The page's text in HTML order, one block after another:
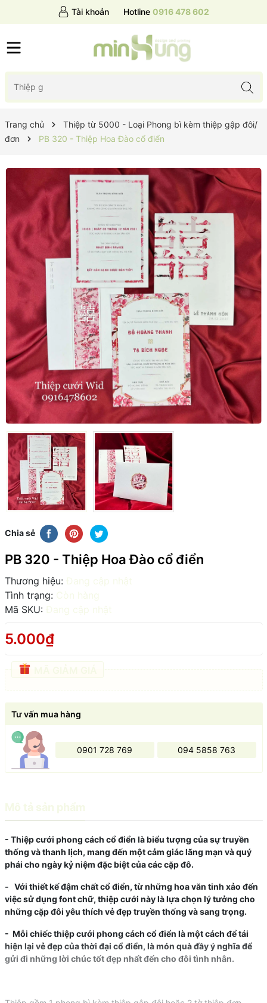
Tài khoản Hotline 0916 478 602
Trang chủ
Thiệp từ 5000 - Loại Phong bì kèm thiệp gập đôi/
đơn
PB 320 - Thiệp Hoa Đào cổ điển
Chia sẻ
PB 320 - Thiệp Hoa Đào cổ điển
Thương hiệu: Đang cập nhật
Tình trạng: Còn hàng
Mã SKU: Đang cập nhật
5.000₫
Tư vấn mua hàng
0901 728 769 094 5858 763
Mô tả sản phẩm
- Thiệp cưới phong cách cổ điển là biểu tượng của sự truyền
thống và thanh lịch, mang đến một cảm giác lãng mạn và quý
phái cho ngày kỷ niệm đặc biệt của các cặp đô.
- Với thiết kế đậm chất cổ điển, từ những hoa văn tinh xảo đến
việc sử dụng font chữ, thiệp cưới này là lựa chọn lý tưởng cho
những cặp đôi yêu thích vẻ đẹp truyền thống và sang trọng.
- Mỗi chiếc thiệp cưới phong cách cổ điển là một cách để tái
hiện lại vẻ đẹp của thời đại cổ điển, là món quà đầy ý nghĩa để
gửi đi những lời chúc tốt đẹp nhất đến cho đôi tình nhân.